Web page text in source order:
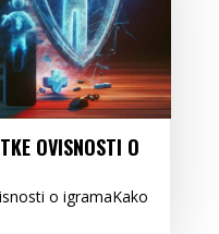
OVISNOSTI O
o igramaKako